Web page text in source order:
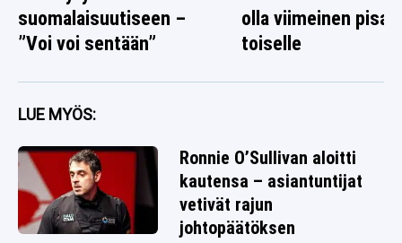
suomalaisuutiseen –
”Voi voi sentään”
olla viimeinen
toiselle
LUE MYÖS:
Ronnie O’Sullivan aloitti
kautensa – asiantuntijat
vetivät rajun
johtopäätöksen